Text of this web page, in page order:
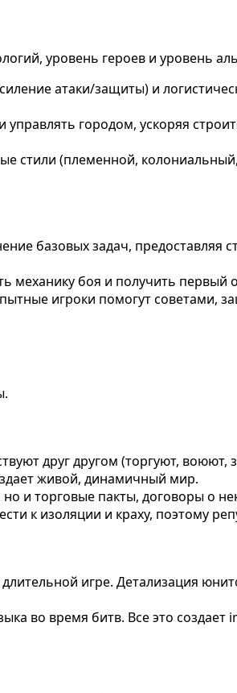
уровень героев и уровень
атаки/защиты) и
городом, ускоряя
стили (племенной,
базовых задач, предоставляя
механику боя и получить первый
игроки помогут советами,
друг другом (торгуют, воюют,
живой, динамичный мир.
и торговые пакты, договоры о
к изоляции и краху, поэтому
игре. Детализация
во время битв. Все это создает